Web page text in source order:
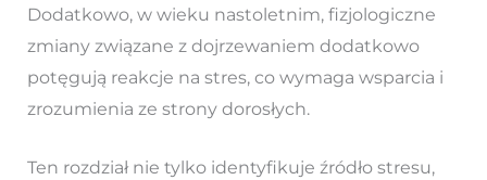
Dodatkowo, w wieku nastoletnim, fizjologiczne
zmiany związane z dojrzewaniem dodatkowo
potęgują reakcje na stres, co wymaga wsparcia i
zrozumienia ze strony dorosłych.
Ten rozdział nie tylko identyfikuje źródło stresu,